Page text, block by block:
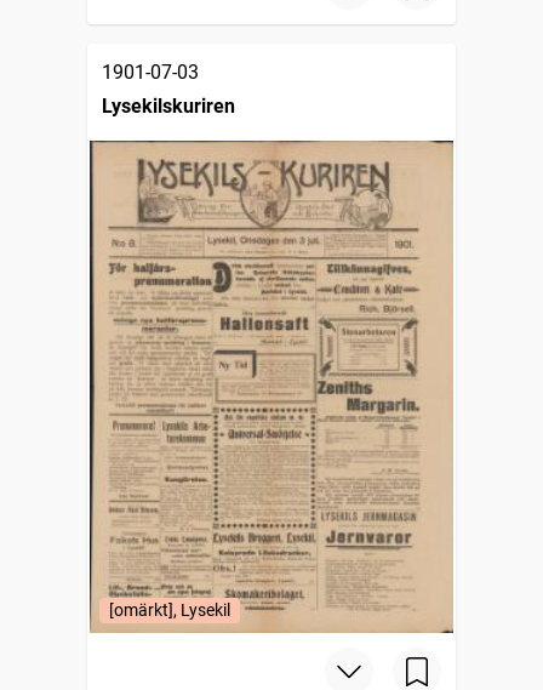
1901-07-03
Lysekilskuriren
[omärkt], Lysekil